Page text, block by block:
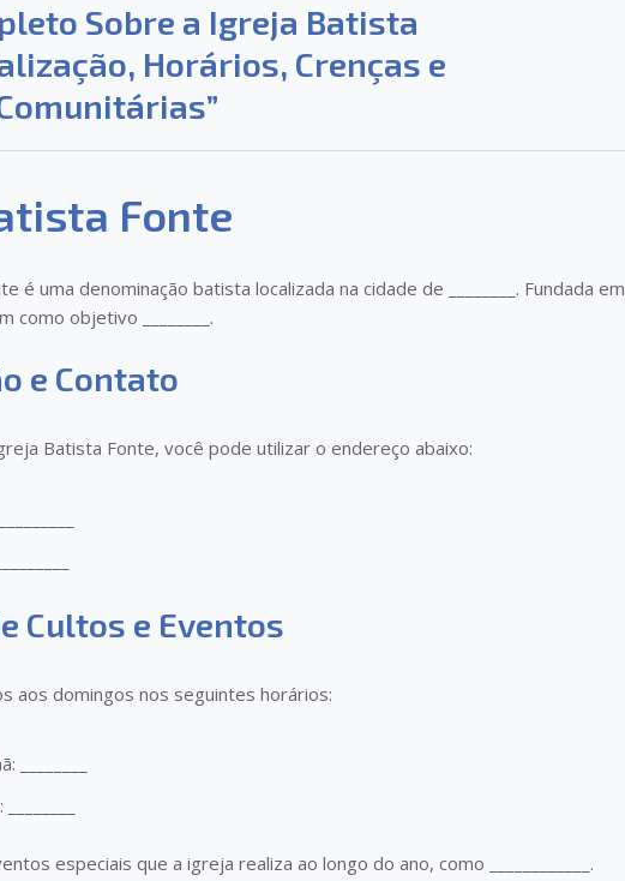
Sobre a Igreja Batista
Horários, Crenças e
Fonte
é uma denominação batista localizada na cidade de ________. Fundada em
como objetivo ________.
e Contato
Batista Fonte, você pode utilizar o endereço abaixo:
Cultos e Eventos
aos domingos nos seguintes horários:
________
especiais que a igreja realiza ao longo do ano, como ____________.